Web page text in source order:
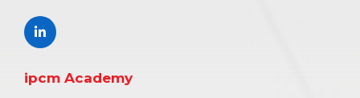
ipcm Academy